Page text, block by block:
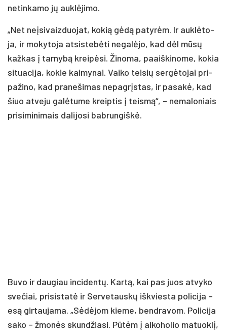
ne­tin­ka­mo jų auk­lė­ji­mo.
„Net neį­si­vaiz­duo­jat, ko­kią gė­dą pa­ty­rėm. Ir auk­lė­to­
ja, ir mo­ky­to­ja at­si­ste­bė­ti ne­ga­lė­jo, kad dėl mū­sų
kaž­kas į tar­ny­bą krei­pė­si. Ži­no­ma, paaiš­ki­no­me, ko­kia
si­tua­ci­ja, ko­kie kai­my­nai. Vai­ko tei­sių ser­gė­to­jai pri­
pa­ži­no, kad pra­ne­ši­mas ne­pag­rįs­tas, ir pa­sa­kė, kad
šiuo at­ve­ju ga­lė­tu­me kreip­tis į teis­mą“, – ne­ma­lo­niais
pri­si­mi­ni­mais da­li­jo­si bab­run­giš­kė.
Bu­vo ir dau­giau in­ci­den­tų. Kar­tą, kai pas juos at­vy­ko
sve­čiai, pri­si­sta­tė ir Ser­ve­taus­kų iš­kvies­ta po­li­ci­ja –
esą gir­tau­ja­ma. „Sė­dė­jom kie­me, bend­ra­vom. Po­li­ci­ja
sa­ko – žmo­nės skun­džia­si. Pū­tėm į al­ko­ho­lio ma­tuok­lį,